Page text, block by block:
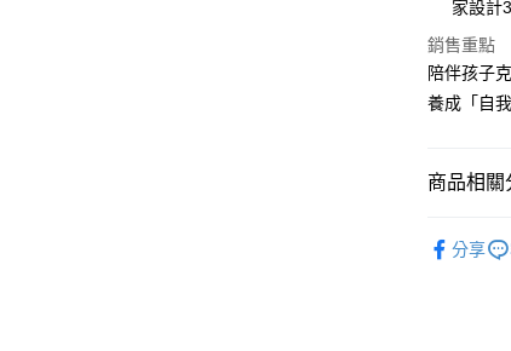
悠遊付
每筆
家設計
銷售重點
陪伴孩子
養成「自
商品相關
分享